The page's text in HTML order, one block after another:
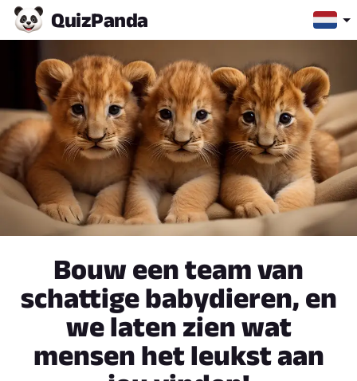
QuizPanda
Bouw een team van
schattige babydieren, en
we laten zien wat
mensen het leukst aan